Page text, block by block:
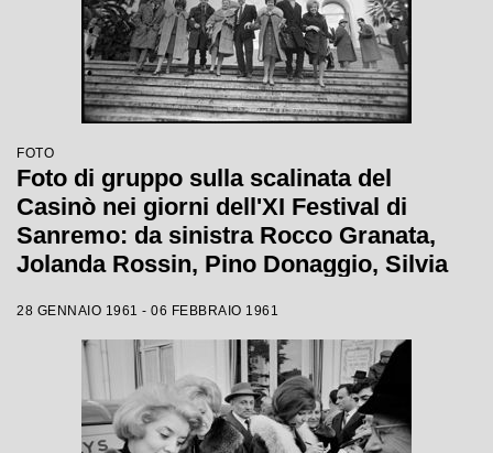
FOTO
Foto di gruppo sulla scalinata del
Casinò nei giorni dell'XI Festival di
Sanremo: da sinistra Rocco Granata,
Jolanda Rossin, Pino Donaggio, Silvia
Renis e Betty Curtis
28 GENNAIO 1961 - 06 FEBBRAIO 1961